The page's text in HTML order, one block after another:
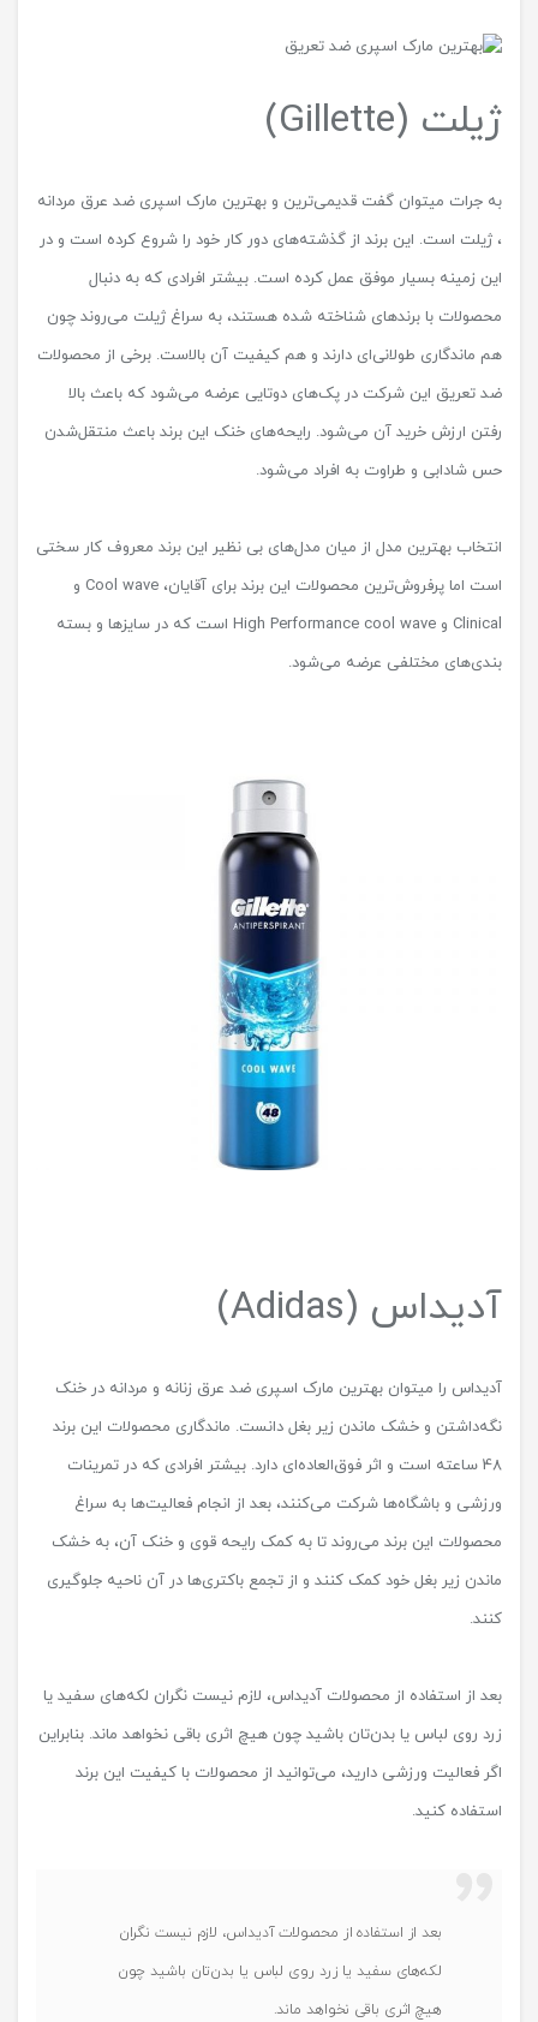
ژیلت (Gillette)
به جرات میتوان گفت قدیمی‌ترین و بهترین مارک اسپری ضد عرق مردانه
، ژیلت است. این برند از گذشته‌های دور کار خود را شروع کرده است و در
این زمینه بسیار موفق عمل کرده است. بیشتر افرادی که به دنبال
محصولات با برندهای شناخته شده هستند، به سراغ ژیلت می‌روند چون
هم ماندگاری طولانی‌ای دارند و هم کیفیت آن بالاست. برخی از محصولات
ضد تعریق این شرکت در پک‌های دوتایی عرضه می‌شود که باعث بالا
رفتن ارزش خرید آن می‌شود. رایحه‌های خنک این برند باعث منتقل‌شدن
حس شادابی و طراوت به افراد می‌شود.
انتخاب بهترین مدل از میان مدل‌های بی نظیر این برند معروف کار سختی
است اما پرفروش‌ترین محصولات این برند برای آقایان، Cool wave و
Clinical و High Performance cool wave است که در سایزها و بسته
بندی‌های مختلفی عرضه می‌شود.
آدیداس (Adidas)
آدیداس را میتوان بهترین مارک اسپری ضد عرق زنانه و مردانه در خنک
نگه‌داشتن و خشک ماندن زیر بغل دانست. ماندگاری محصولات این برند
48 ساعته است و اثر فوق‌العاده‌ای دارد. بیشتر افرادی که در تمرینات
ورزشی و باشگاه‌ها شرکت می‌کنند، بعد از انجام فعالیت‌ها به سراغ
محصولات این برند می‌روند تا به کمک رایحه قوی و خنک آن، به خشک
ماندن زیر بغل خود کمک کنند و از تجمع باکتری‌ها در آن ناحیه جلوگیری
کنند.
بعد از استفاده از محصولات آدیداس، لازم نیست نگران لکه‌های سفید یا
زرد روی لباس یا بدن‌تان باشید چون هیچ اثری باقی نخواهد ماند. بنابراین
اگر فعالیت ورزشی دارید، می‌توانید از محصولات با کیفیت این برند
استفاده کنید.
بعد از استفاده از محصولات آدیداس، لازم نیست نگران
لکه‌های سفید یا زرد روی لباس یا بدن‌تان باشید چون
هیچ اثری باقی نخواهد ماند.